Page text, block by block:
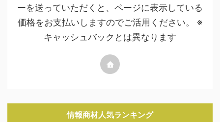
ーを送っていただくと、ページに表示している
価格をお支払いしますのでご活用ください。 ※
キャッシュバックとは異なります
情報商材人気ランキング